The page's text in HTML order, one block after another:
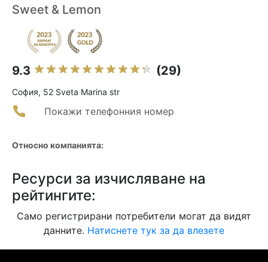
Sweet & Lemon
9.3 (29)
София, 52 Sveta Marina str
Покажи телефонния номер
Относно компанията:
Ресурси за изчисляване на
рейтингите:
Само регистрирани потребители могат да видят
данните. Натиснете тук за да влезете